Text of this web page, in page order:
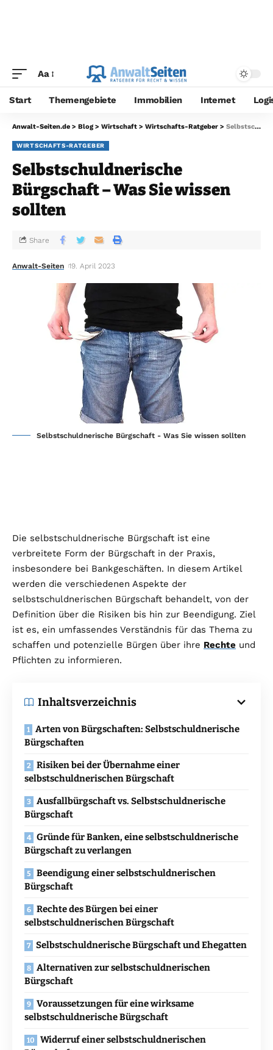
Aa
Start Themengebiete Immobilien Internet
Anwalt-Seiten.de > Blog > Wirtschaft > Wirtschafts-Ratgeber > Selbstschuldnerische Bürgschaft – Was Sie wissen sollten
WIRTSCHAFTS-RATGEBER
Selbstschuldnerische
Bürgschaft – Was Sie wissen
sollten
Anwalt-Seiten 19. April 2023
Share
Selbstschuldnerische Bürgschaft - Was Sie wissen sollten
Die selbstschuldnerische Bürgschaft ist eine
verbreitete Form der Bürgschaft in der Praxis,
insbesondere bei Bankgeschäften. In diesem Artikel
werden die verschiedenen Aspekte der
selbstschuldnerischen Bürgschaft behandelt, von der
Definition über die Risiken bis hin zur Beendigung. Ziel
ist es, ein umfassendes Verständnis für das Thema zu
schaffen und potenzielle Bürgen über ihre Rechte und
Pflichten zu informieren.
Inhaltsverzeichnis
Arten von Bürgschaften: Selbstschuldnerische
Bürgschaften
Risiken bei der Übernahme einer
selbstschuldnerischen Bürgschaft
Ausfallbürgschaft vs. Selbstschuldnerische
Bürgschaft
Gründe für Banken, eine selbstschuldnerische
Bürgschaft zu verlangen
Beendigung einer selbstschuldnerischen
Bürgschaft
Rechte des Bürgen bei einer
selbstschuldnerischen Bürgschaft
Selbstschuldnerische Bürgschaft und Ehegatten
Alternativen zur selbstschuldnerischen
Bürgschaft
Voraussetzungen für eine wirksame
selbstschuldnerische Bürgschaft
Widerruf einer selbstschuldnerischen